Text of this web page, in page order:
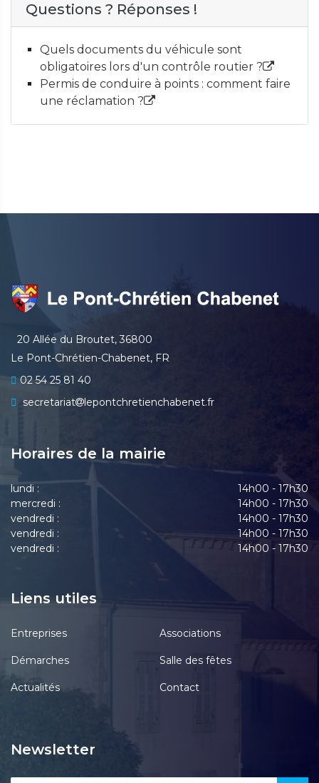
Questions ? Réponses !
Quels documents du véhicule sont
obligatoires lors d'un contrôle routier ?
Permis de conduire à points : comment faire
une réclamation ?
20 Allée du Broutet, 36800
Le Pont-Chrétien-Chabenet, FR
02 54 25 81 40
secretariat
lepontchretienchabenet.fr
Horaires de la mairie
lundi :
14h00 - 17h30
mercredi :
14h00 - 17h30
vendredi :
14h00 - 17h30
vendredi :
14h00 - 17h30
vendredi :
14h00 - 17h30
Liens utiles
Entreprises Associations
Démarches Salle des fêtes
Actualités Contact
Newsletter